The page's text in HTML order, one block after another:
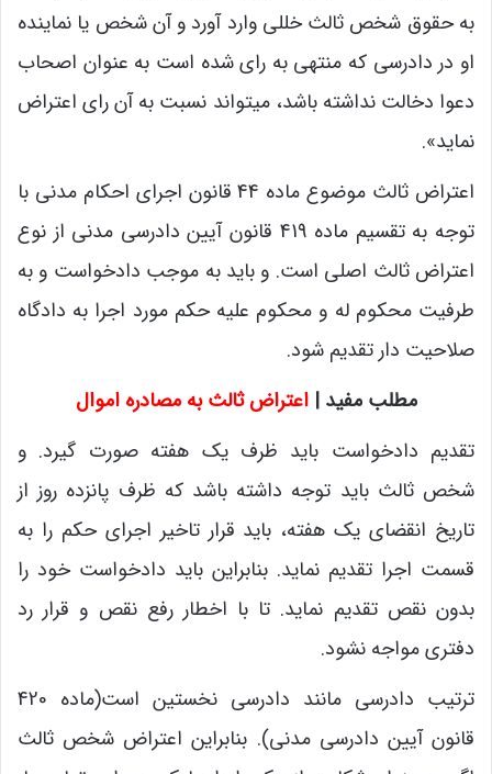
به حقوق شخص ثالث خللی وارد آورد و آن شخص یا نماینده
او در دادرسی که منتهی به رای شده است به عنوان اصحاب
دعوا دخالت نداشته باشد، میتواند نسبت به آن رای اعتراض
نماید».
اعتراض ثالث موضوع ماده 44 قانون اجرای احکام مدنی با
توجه به تقسیم ماده 419 قانون آیین دادرسی مدنی از نوع
اعتراض ثالث اصلی است. و باید به موجب دادخواست و به
طرفیت محکوم له و محکوم علیه حکم مورد اجرا به دادگاه
صلاحیت دار تقدیم شود.
مطلب مفید |اعتراض ثالث به مصادره اموال
تقدیم دادخواست باید ظرف یک هفته صورت گیرد. و
شخص ثالث باید توجه داشته باشد که ظرف پانزده روز از
تاریخ انقضای یک هفته، باید قرار تاخیر اجرای حکم را به
قسمت اجرا تقدیم نماید. بنابراین باید دادخواست خود را
بدون نقص تقدیم نماید. تا با اخطار رفع نقص و قرار رد
دفتری مواجه نشود.
ترتیب دادرسی مانند دادرسی نخستین است(ماده 420
قانون آیین دادرسی مدنی). بنابراین اعتراض شخص ثالث